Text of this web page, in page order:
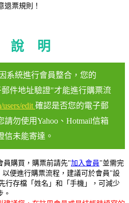
退票規則！
說 明
系統進行會員整合，您的
件地址驗證"才能進行購票流
edit 確認是否您的電子郵
勿使用Yahoo、Hotmail信箱
信未能寄達。
員購買，購票前請先"加入會員 "並需完
以便進行購票流程，建議可於會員"設
行存檔「姓名」和「手機」，可減少
。